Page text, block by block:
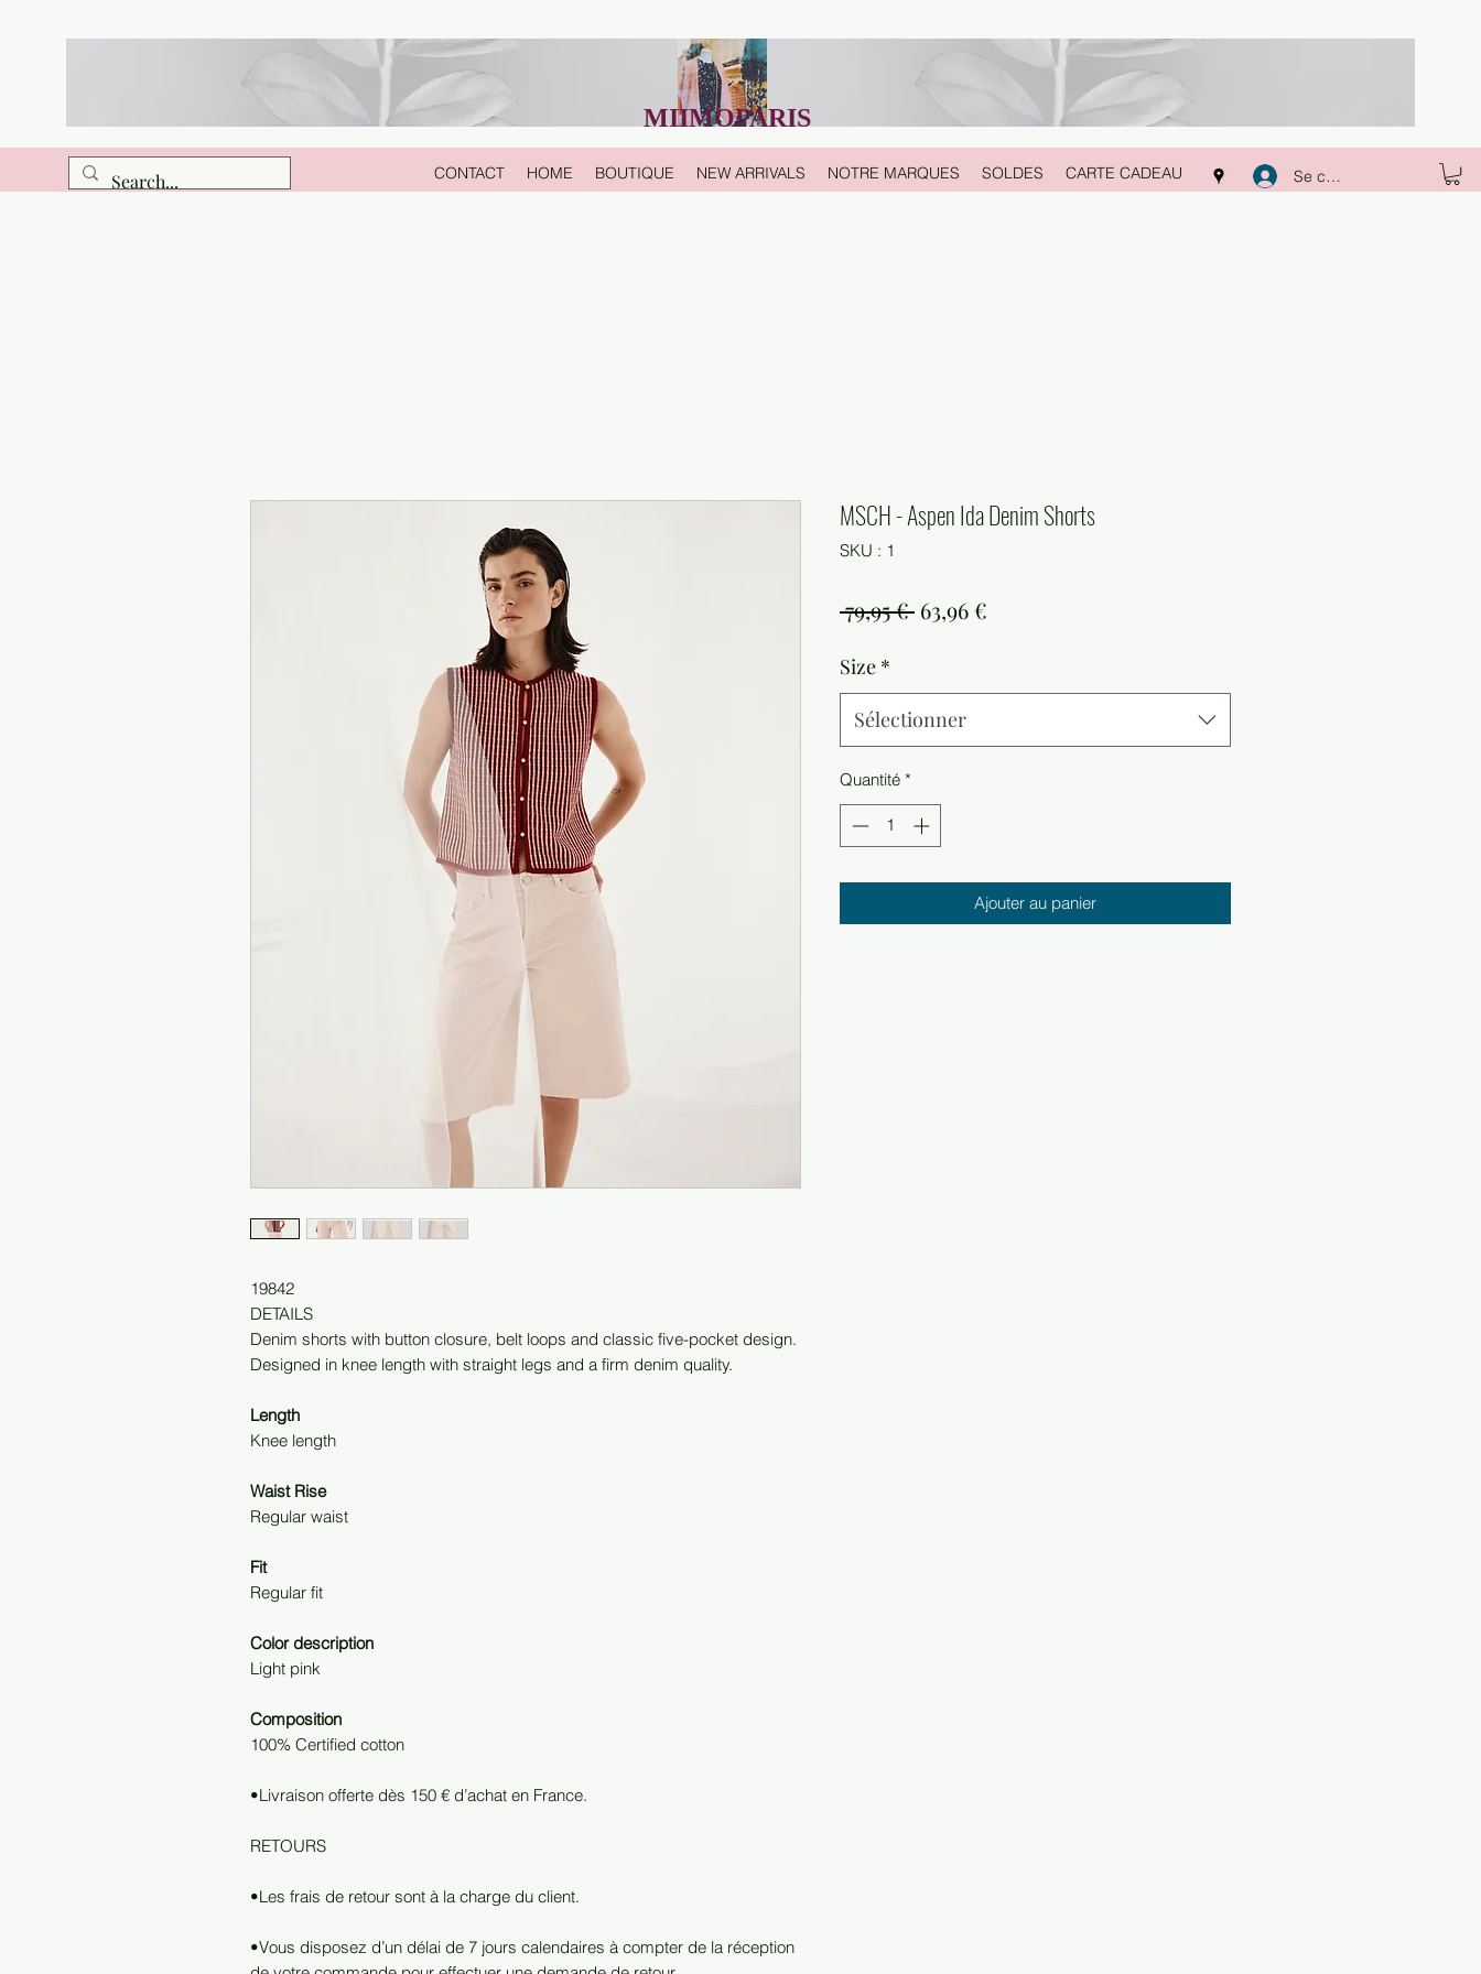
MIIMOPARIS
CONTACT HOME BOUTIQUE NEW ARRIVALS NOTRE MARQUES SOLDES CARTE CADEAU Se connecter
19842
DETAILS
Denim shorts with button closure, belt loops and classic five-pocket design.
Designed in knee length with straight legs and a firm denim quality.
Length
Knee length
Waist Rise
Regular waist
Fit
Regular fit
Color description
Light pink
Composition
100% Certified cotton
•Livraison offerte dès 150 € d’achat en France.
RETOURS
•Les frais de retour sont à la charge du client.
•Vous disposez d’un délai de 7 jours calendaires à compter de la réception
MSCH - Aspen Ida Denim Shorts
SKU : 1
79,95 € Prix
63,96 €
Size *
Sélectionner
Quantité *
Ajouter au panier